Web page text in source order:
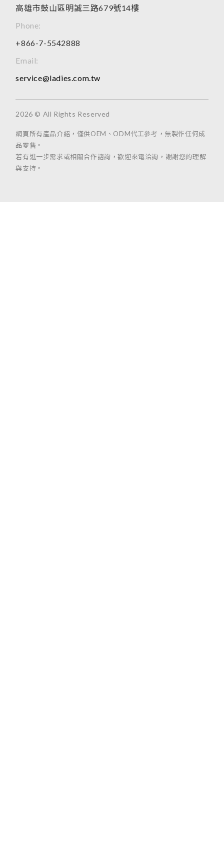
高雄市鼓山區明誠三路679號14樓
Phone:
+866-7-5542888
Email:
service@ladies.com.tw
2026 © All Rights Reserved
網頁所有產品介紹，僅供OEM、ODM代工參考，無製作任何成
品零售。
若有進一步需求或相關合作諮詢，歡迎來電洽詢，謝謝您的理解
與支持。